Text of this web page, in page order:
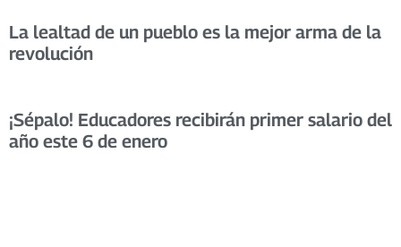
La lealtad de un pueblo es la mejor arma de la
revolución
¡Sépalo! Educadores recibirán primer salario del
año este 6 de enero